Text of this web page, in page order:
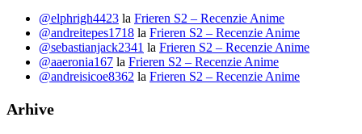
@elphrigh4423 la Frieren S2 – Recenzie Anime
@andreitepes1718 la Frieren S2 – Recenzie Anime
@sebastianjack2341 la Frieren S2 – Recenzie Anime
@aaeronia167 la Frieren S2 – Recenzie Anime
@andreisicoe8362 la Frieren S2 – Recenzie Anime
Arhive